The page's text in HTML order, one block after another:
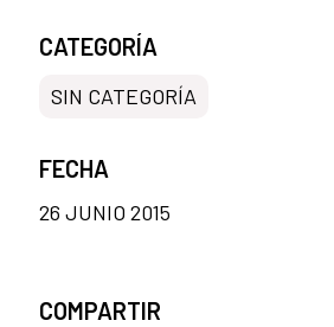
CATEGORÍA
SIN CATEGORÍA
FECHA
26 JUNIO 2015
COMPARTIR